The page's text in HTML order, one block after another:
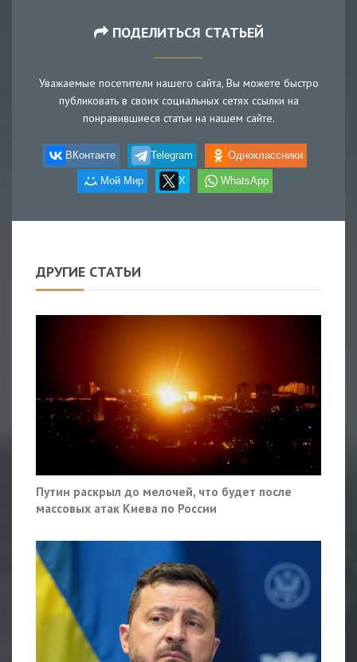
ПОДЕЛИТЬСЯ СТАТЬЕЙ
Уважаемые посетители нашего сайта, Вы можете быстро
публиковать в своих социальных сетях ссылки на
понравившиеся статьи на нашем сайте.
ВКонтакте Telegram Одноклассники
Мой Мир X WhatsApp
ДРУГИЕ СТАТЬИ
Путин раскрыл до мелочей, что будет после
массовых атак Киева по России